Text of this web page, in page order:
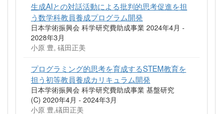
生成AIとの対話活動による批判的思考促進を担
う数学科教員養成プログラム開発
日本学術振興会 科学研究費助成事業 2024年4月 -
2028年3月
小原 豊, 礒田正美
プログラミング的思考を育成するSTEM教育を
担う初等教員養成カリキュラム開発
日本学術振興会 科学研究費助成事業 基盤研究
(C) 2020年4月 - 2024年3月
小原 豊,礒田正美